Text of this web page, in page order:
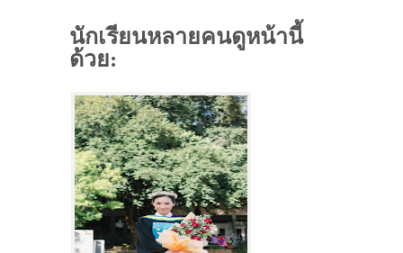
นักเรียนหลายคนดูหน้านี้
ด้วย: